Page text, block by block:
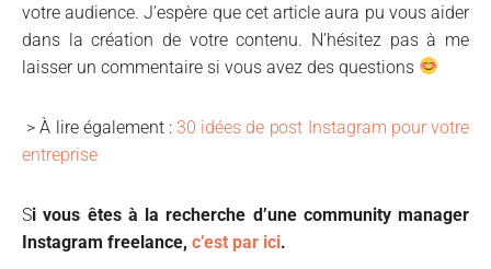
votre audience. J’espère que cet article aura pu vous aider
dans la création de votre contenu. N’hésitez pas à me
laisser un commentaire si vous avez des questions
> À lire également : 30 idées de post Instagram pour votre
entreprise
Si vous êtes à la recherche d’une community manager
Instagram freelance, c’est par ici.